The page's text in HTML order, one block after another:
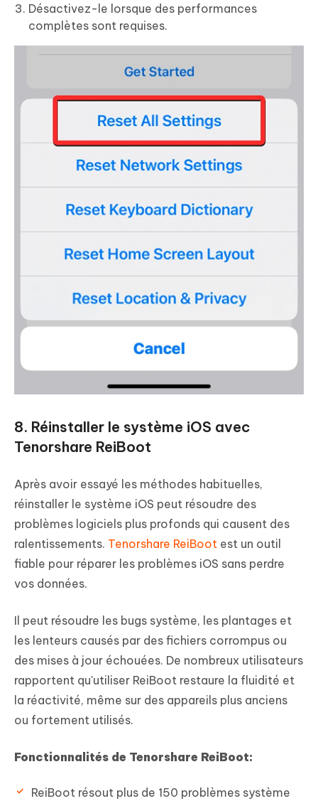
Désactivez-le lorsque des performances
complètes sont requises.
8. Réinstaller le système iOS avec
Tenorshare ReiBoot
Après avoir essayé les méthodes habituelles,
réinstaller le système iOS peut résoudre des
problèmes logiciels plus profonds qui causent des
ralentissements. Tenorshare ReiBoot est un outil
fiable pour réparer les problèmes iOS sans perdre
vos données.
Il peut résoudre les bugs système, les plantages et
les lenteurs causés par des fichiers corrompus ou
des mises à jour échouées. De nombreux utilisateurs
rapportent qu'utiliser ReiBoot restaure la fluidité et
la réactivité, même sur des appareils plus anciens
ou fortement utilisés.
Fonctionnalités de Tenorshare ReiBoot:
ReiBoot résout plus de 150 problèmes système